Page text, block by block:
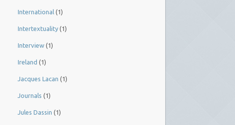
International (1)
Intertextuality (1)
Interview (1)
Ireland (1)
Jacques Lacan (1)
Journals (1)
Jules Dassin (1)